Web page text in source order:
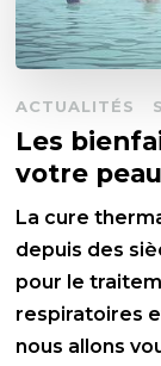
ACTUALITÉS
Les
votre peau
La cure
depuis des
pour le
respiratoires
nous allons